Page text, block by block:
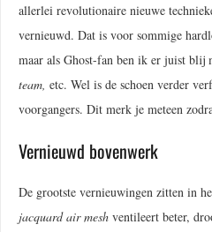
allerlei revolutionaire nieuwe
vernieuwd. Dat is voor sommige
maar als Ghost-fan ben ik er juist blij
team, etc. Wel is de schoen verder
voorgangers. Dit merk je meteen
Vernieuwd bovenwerk
De grootste vernieuwingen zitten in
jacquard air mesh ventileert beter,